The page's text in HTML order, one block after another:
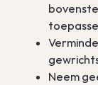
Neem